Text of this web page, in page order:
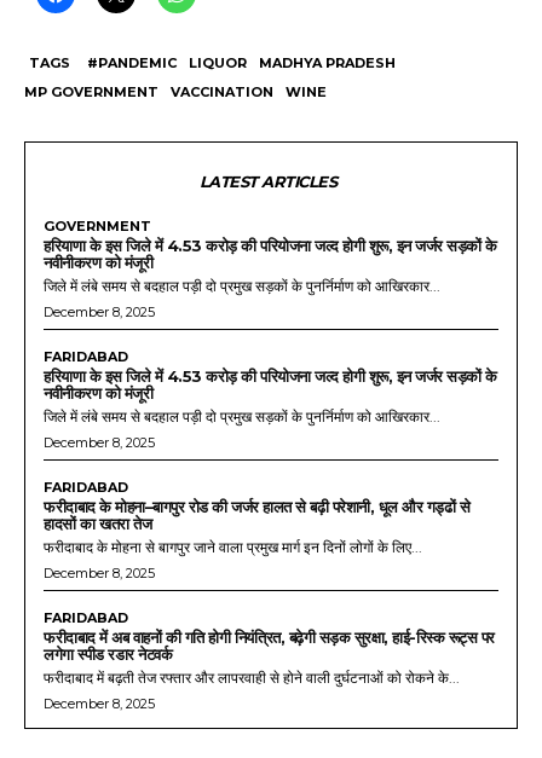
TAGS #PANDEMIC LIQUOR
MADHYA PRADESH
MP GOVERNMENT
VACCINATION WINE
LATEST ARTICLES
GOVERNMENT
हरियाणा के इस जिले में 4.53 करोड़ की परियोजना जल्द होगी शुरू, इन जर्जर सड़कों के
नवीनीकरण को मंजूरी
जिले में लंबे समय से बदहाल पड़ी दो प्रमुख सड़कों के पुनर्निर्माण को आखिरकार...
December 8, 2025
FARIDABAD
हरियाणा के इस जिले में 4.53 करोड़ की परियोजना जल्द होगी शुरू, इन जर्जर सड़कों के
नवीनीकरण को मंजूरी
जिले में लंबे समय से बदहाल पड़ी दो प्रमुख सड़कों के पुनर्निर्माण को आखिरकार...
December 8, 2025
FARIDABAD
फरीदाबाद के मोहना–बागपुर रोड की जर्जर हालत से बढ़ी परेशानी, धूल और गड्ढों से
हादसों का खतरा तेज
फरीदाबाद के मोहना से बागपुर जाने वाला प्रमुख मार्ग इन दिनों लोगों के लिए...
December 8, 2025
FARIDABAD
फरीदाबाद में अब वाहनों की गति होगी नियंत्रित, बढ़ेगी सड़क सुरक्षा, हाई-रिस्क रूट्स पर
लगेगा स्पीड रडार नेटवर्क
फरीदाबाद में बढ़ती तेज रफ्तार और लापरवाही से होने वाली दुर्घटनाओं को रोकने के...
December 8, 2025